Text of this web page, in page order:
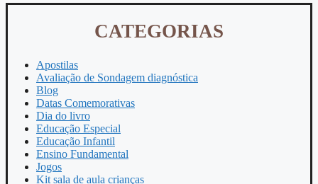
CATEGORIAS
Apostilas
Avaliação de Sondagem diagnóstica
Blog
Datas Comemorativas
Dia do livro
Educação Especial
Educação Infantil
Ensino Fundamental
Jogos
Kit sala de aula crianças